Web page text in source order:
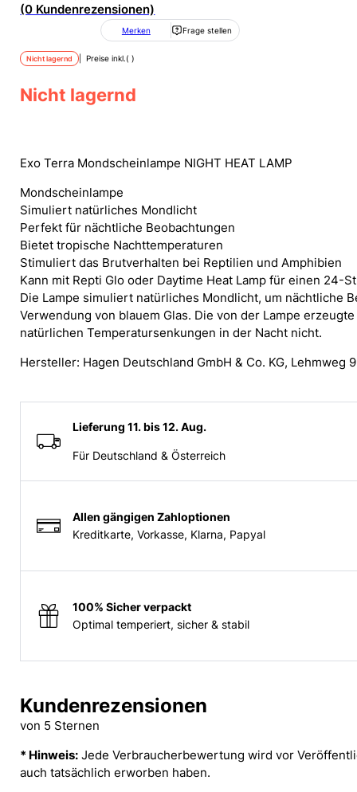
(0 Kundenrezensionen)
Merken Frage stellen
Nicht lagernd | Preise inkl.()
Nicht lagernd
Exo Terra Mondscheinlampe NIGHT HEAT LAMP
Mondscheinlampe
Simuliert natürliches Mondlicht
Perfekt für nächtliche Beobachtungen
Bietet tropische Nachttemperaturen
Stimuliert das Brutverhalten bei Reptilien und Amphibien
Kann mit Repti Glo oder Daytime Heat Lamp für einen 24-
Die Lampe simuliert natürliches Mondlicht, um nächtliche
Verwendung von blauem Glas. Die von der Lampe
natürlichen Temperatursenkungen in der Nacht nicht.
Hersteller: Hagen Deutschland GmbH & Co. KG,
Lieferung 11. bis 12. Aug.
Für Deutschland & Österreich
Allen gängigen Zahloptionen
Kreditkarte, Vorkasse, Klarna, Papyal
100% Sicher verpackt
Optimal temperiert, sicher & stabil
Kundenrezensionen
von 5 Sternen
* Hinweis: Jede Verbraucherbewertung wird vor
auch tatsächlich erworben haben.